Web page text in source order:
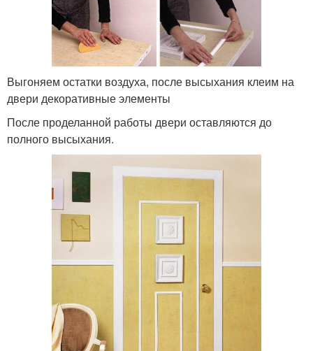
Выгоняем остатки воздуха, после высыхания клеим на
двери декоративные элементы
После проделанной работы двери оставляются до
полного высыхания.